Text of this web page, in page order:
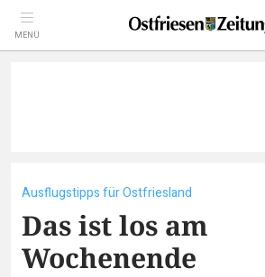
MENÜ
Ausflugstipps für Ostfriesland
Das ist los am
Wochenende